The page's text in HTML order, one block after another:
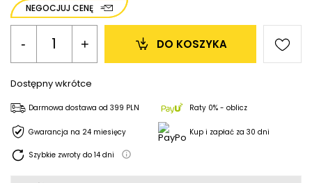
NEGOCJUJ CENĘ
- + DO KOSZYKA
Dostępny wkrótce
Darmowa dostawa od 399 PLN Raty 0% - oblicz
Gwarancja na 24 miesięcy Kup i zapłać za 30 dni
Szybkie zwroty do 14 dni